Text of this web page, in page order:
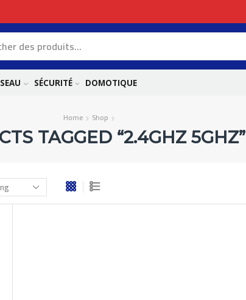
SÉCURITÉ DOMOTIQUE
Home Shop
TAGGED “2.4GHZ 5GHZ”